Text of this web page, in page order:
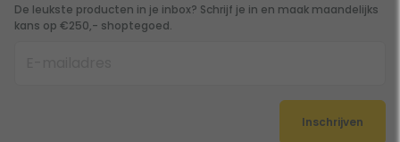
De leukste producten in je inbox? Schrijf je in en maak maandelijks
kans op €250,- shoptegoed.
Inschrijven